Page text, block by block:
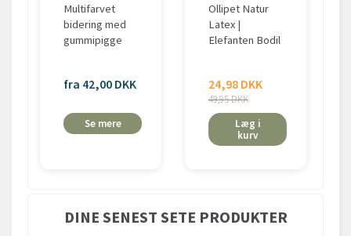
Multifarvet
bidering med
gummipigge
fra 42,00 DKK
Se mere
Ollipet Natur
Latex |
Elefanten Bodil
24,98 DKK
49,95 DKK
Læg i
kurv
DINE SENEST SETE PRODUKTER